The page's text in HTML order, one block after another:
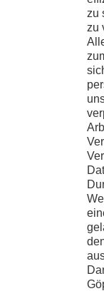
zu
zu